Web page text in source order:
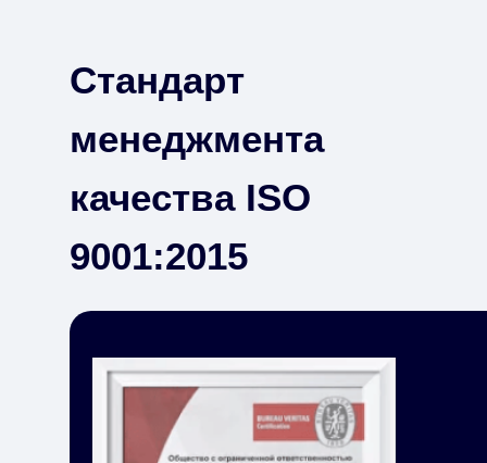
Стандарт
менеджмента
качества ISO
9001:2015